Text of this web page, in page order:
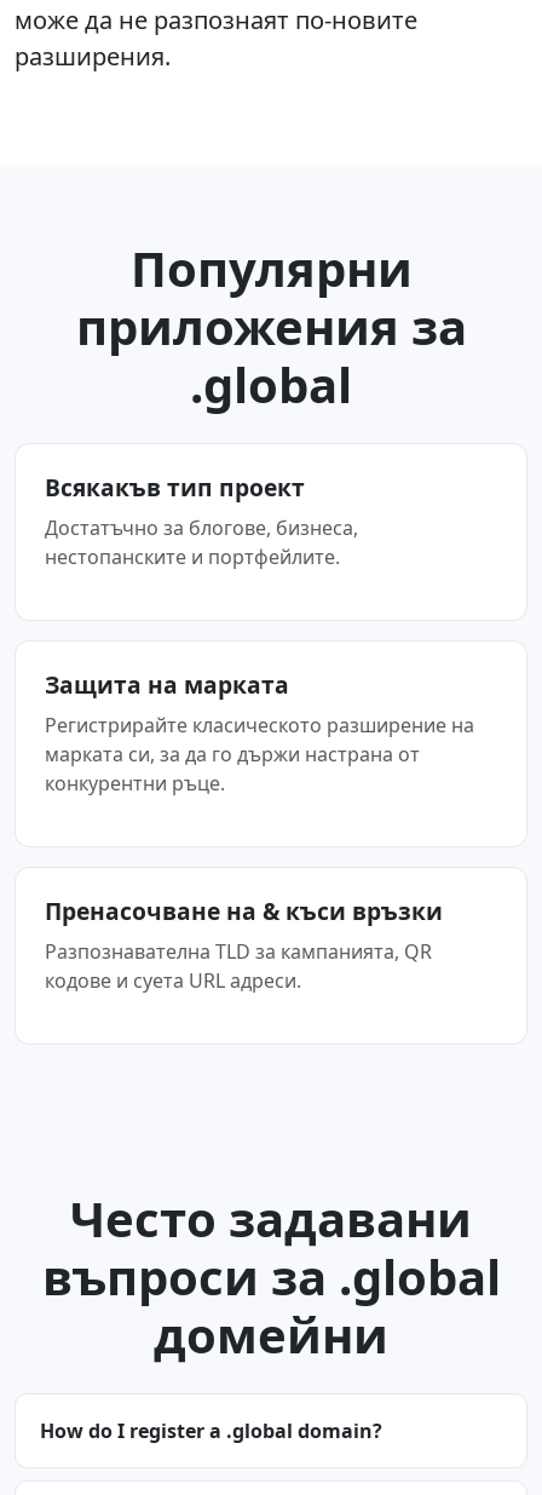
може да не разпознаят по-новите
разширения.
Популярни
приложения за
.global
Всякакъв тип проект
Достатъчно за блогове, бизнеса,
нестопанските и портфейлите.
Защита на марката
Регистрирайте класическото разширение на
марката си, за да го държи настрана от
конкурентни ръце.
Пренасочване на & къси връзки
Разпознавателна TLD за кампанията, QR
кодове и суета URL адреси.
Често задавани
въпроси за .global
домейни
How do I register a .global domain?